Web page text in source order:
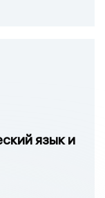
язык и